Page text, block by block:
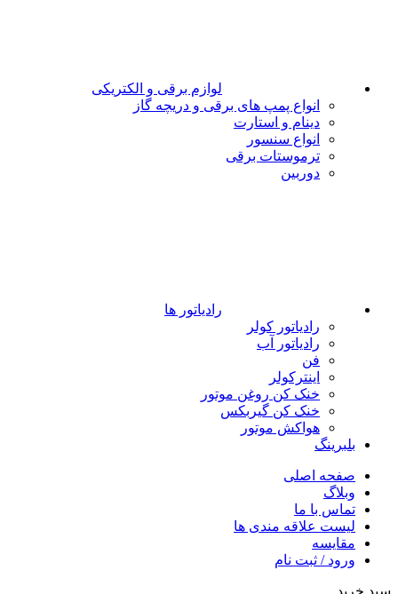
لوازم برقی و الکتریکی
انواع پمپ های برقی و دریچه گاز
دینام و استارت
انواع سنسور
ترموستات برقی
دوربین
رادیاتور ها
رادیاتور کولر
رادیاتور آب
فن
اینترکولر
خنک کن روغن موتور
خنک کن گیربکس
هواکش موتور
بلبرینگ
صفحه اصلی
وبلاگ
تماس با ما
لیست علاقه مندی ها
مقایسه
ورود / ثبت نام
سبد خرید